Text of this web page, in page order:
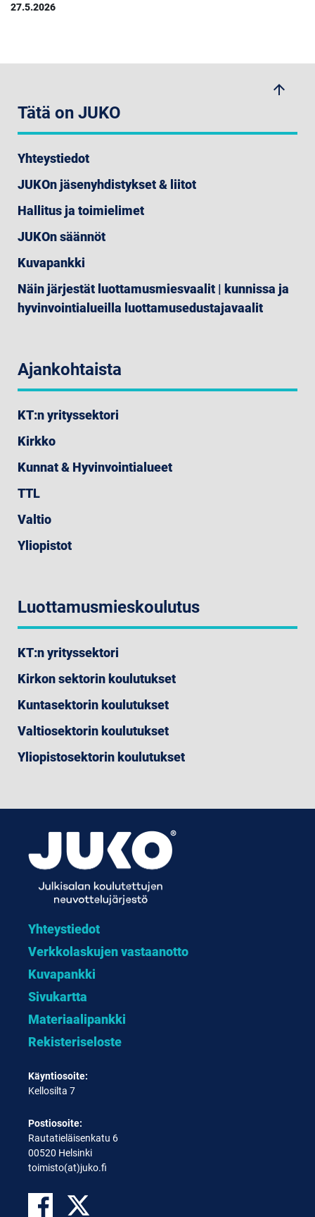
27.5.2026
arrow_upwards
Tätä on JUKO
Yhteystiedot
JUKOn jäsenyhdistykset & liitot
Hallitus ja toimielimet
JUKOn säännöt
Kuvapankki
Näin järjestät luottamusmiesvaalit | kunnissa ja
hyvinvointialueilla luottamusedustajavaalit
Ajankohtaista
KT:n yrityssektori
Kirkko
Kunnat & Hyvinvointialueet
TTL
Valtio
Yliopistot
Luottamusmieskoulutus
KT:n yrityssektori
Kirkon sektorin koulutukset
Kuntasektorin koulutukset
Valtiosektorin koulutukset
Yliopistosektorin koulutukset
Yhteystiedot
Verkkolaskujen vastaanotto
Kuvapankki
Sivukartta
Materiaalipankki
Rekisteriseloste
Käyntiosoite:
Kellosilta 7
Postiosoite:
Rautatieläisenkatu 6
00520 Helsinki
toimisto(at)juko.fi